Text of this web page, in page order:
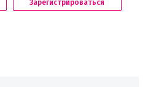
Зарегистрироваться